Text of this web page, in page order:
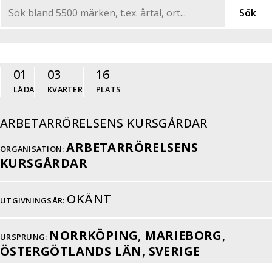
01
LÅDA
03
KVARTER
16
PLATS
ARBETARRÖRELSENS KURSGÅRDAR
ORGANISATION: ARBETARRÖRELSENS
KURSGÅRDAR
UTGIVNINGSÅR: OKÄNT
URSPRUNG: NORRKÖPING, MARIEBORG,
ÖSTERGÖTLANDS LÄN, SVERIGE